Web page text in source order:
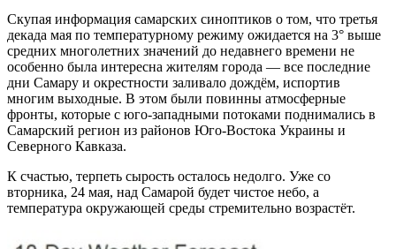
Скупая информация самарских синоптиков о том, что третья
декада мая по температурному режиму ожидается на 3° выше
средних многолетних значений до недавнего времени не
особенно была интересна жителям города — все последние
дни Самару и окрестности заливало дождём, испортив
многим выходные. В этом были повинны атмосферные
фронты, которые с юго-западными потоками поднимались в
Самарский регион из районов Юго-Востока Украины и
Северного Кавказа.
К счастью, терпеть сырость осталось недолго. Уже со
вторника, 24 мая, над Самарой будет чистое небо, а
температура окружающей среды стремительно возрастёт.